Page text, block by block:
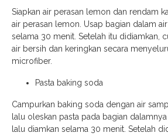
Siapkan air perasan lemon dan rendam
air perasan lemon. Usap bagian dalam
selama 30 menit. Setelah itu didiamkan,
air bersih dan keringkan secara
microfiber.
Pasta baking soda
Campurkan baking soda dengan air
lalu oleskan pasta pada bagian
lalu diamkan selama 30 menit. Setelah